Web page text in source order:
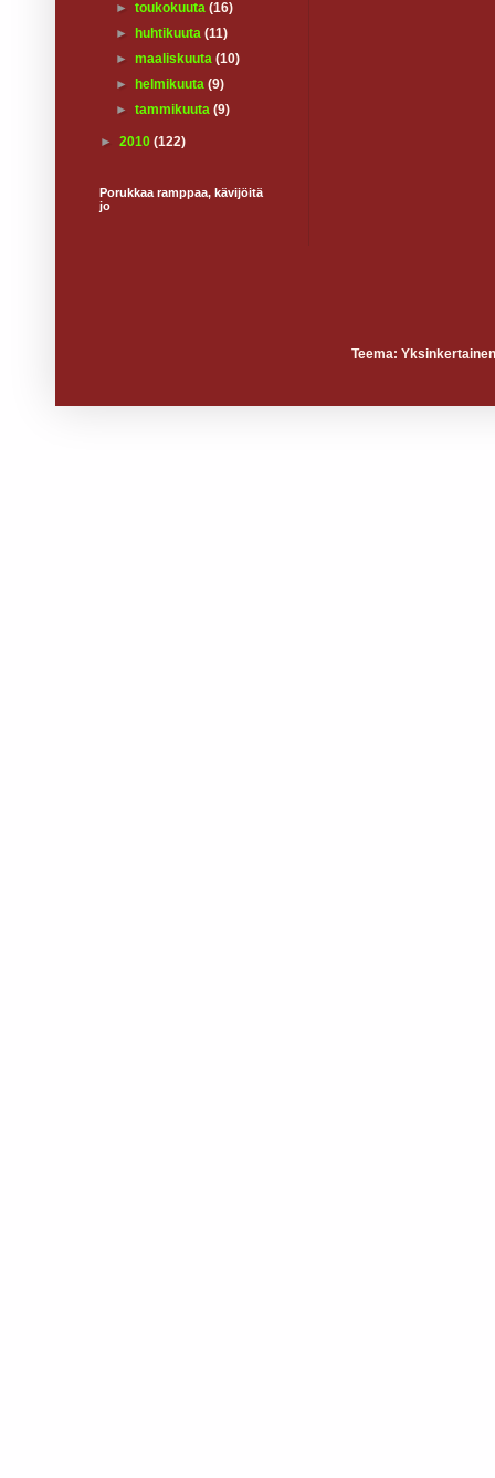
►toukokuuta(16)
►
huhtikuuta(11)
►maaliskuuta(10)
►
helmikuuta(9)
►tammikuuta(9)
► 2010 (122)
Porukkaa ramppaa, kävijöitä
jo
Teema: